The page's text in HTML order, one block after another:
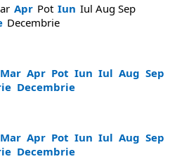
Apr Pot Iun Iul Aug Sep
Decembrie
Mar Apr Pot Iun Iul Aug Sep
Decembrie
Mar Apr Pot Iun Iul Aug Sep
Decembrie